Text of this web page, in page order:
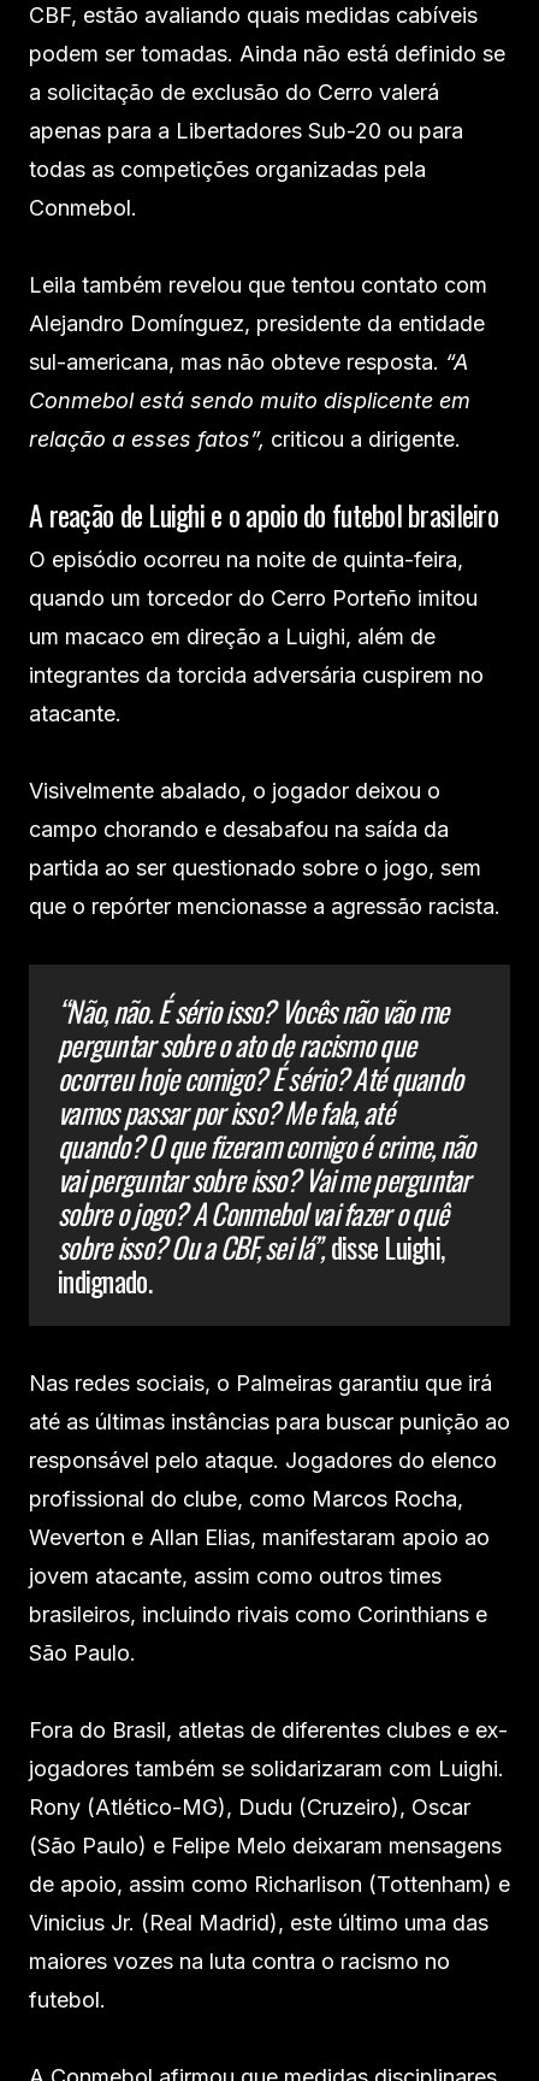
CBF, estão avaliando quais medidas cabíveis
podem ser tomadas. Ainda não está definido se
a solicitação de exclusão do Cerro valerá
apenas para a Libertadores Sub-20 ou para
todas as competições organizadas pela
Conmebol.
Leila também revelou que tentou contato com
Alejandro Domínguez, presidente da entidade
sul-americana, mas não obteve resposta. “A
Conmebol está sendo muito displicente em
relação a esses fatos”, criticou a dirigente.
A reação de Luighi e o apoio do futebol brasileiro
O episódio ocorreu na noite de quinta-feira,
quando um torcedor do Cerro Porteño imitou
um macaco em direção a Luighi, além de
integrantes da torcida adversária cuspirem no
atacante.
Visivelmente abalado, o jogador deixou o
campo chorando e desabafou na saída da
partida ao ser questionado sobre o jogo, sem
que o repórter mencionasse a agressão racista.
“Não, não. É sério isso? Vocês não vão me
perguntar sobre o ato de racismo que
ocorreu hoje comigo? É sério? Até quando
vamos passar por isso? Me fala, até
quando? O que fizeram comigo é crime, não
vai perguntar sobre isso? Vai me perguntar
sobre o jogo? A Conmebol vai fazer o quê
sobre isso? Ou a CBF, sei lá”,disse Luighi,
indignado.
Nas redes sociais, o Palmeiras garantiu que irá
até as últimas instâncias para buscar punição ao
responsável pelo ataque. Jogadores do elenco
profissional do clube, como Marcos Rocha,
Weverton e Allan Elias, manifestaram apoio ao
jovem atacante, assim como outros times
brasileiros, incluindo rivais como Corinthians e
São Paulo.
Fora do Brasil, atletas de diferentes clubes e ex-
jogadores também se solidarizaram com Luighi.
Rony (Atlético-MG), Dudu (Cruzeiro), Oscar
(São Paulo) e Felipe Melo deixaram mensagens
de apoio, assim como Richarlison (Tottenham) e
Vinicius Jr. (Real Madrid), este último uma das
maiores vozes na luta contra o racismo no
futebol.